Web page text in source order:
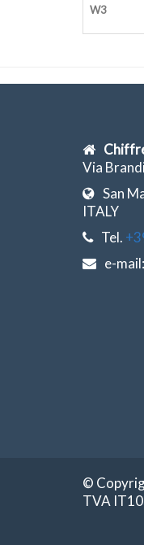
W3
Via
San
ITALY
Tel.
e-mail:
©
TVA